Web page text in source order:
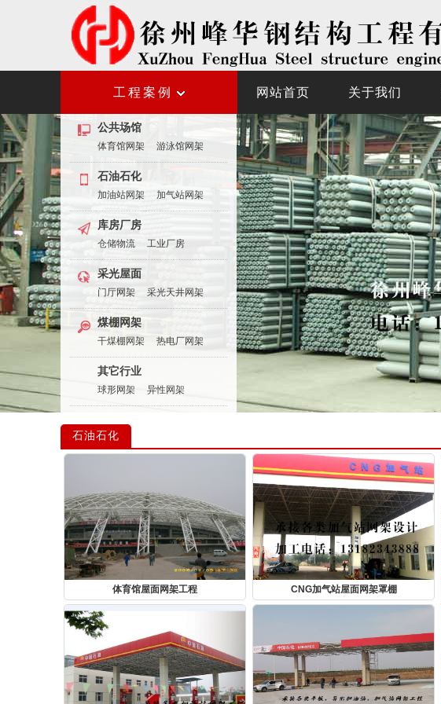
工程案例
公共场馆
体育馆网架 游泳馆网架
石油石化
加油站网架 加气站网架
库房厂房
仓储物流 工业厂房
采光屋面
门厅网架 采光天井网架
煤棚网架
干煤棚网架 热电厂网架
其它行业
球形网架 异性网架
网站首页 关于我们
石油石化
体育馆屋面网架工程 CNG加气站屋面网架罩棚